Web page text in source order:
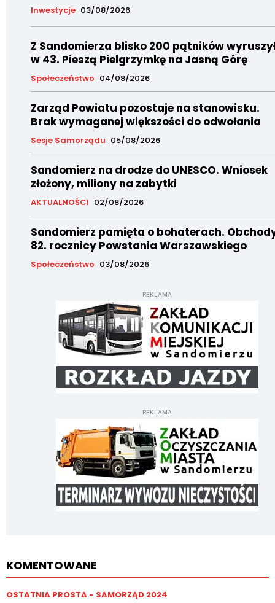
Inwestycje 03/08/2026
Z Sandomierza blisko 200 pątników
w 43. Pieszą Pielgrzymkę na Jasną Górę
Społeczeństwo 04/08/2026
Zarząd Powiatu pozostaje na stanowisku.
Brak wymaganej większości do odwołania
Sesje Samorządu 05/08/2026
Sandomierz na drodze do UNESCO. Wniosek
złożony, miliony na zabytki
AKTUALNOŚCI 02/08/2026
Sandomierz pamięta o bohaterach.
82. rocznicy Powstania Warszawskiego
Społeczeństwo 03/08/2026
REKLAMA
REKLAMA
KOMENTOWANE
OSTATNIA PROSTA - SAMORZĄD 2024